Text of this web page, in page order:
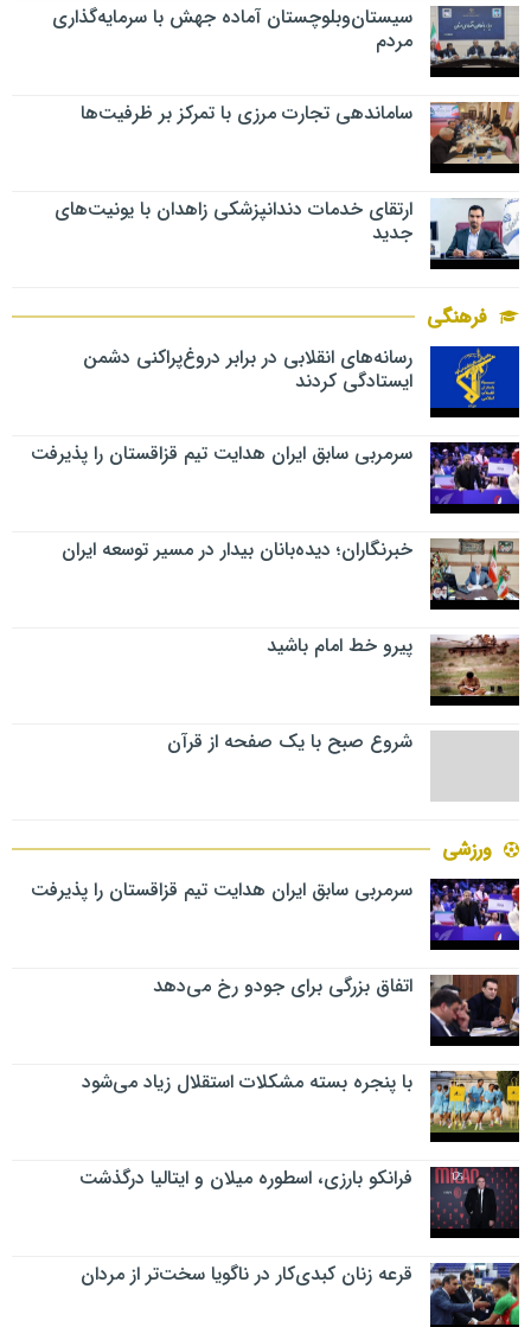
سیستان‌وبلوچستان آماده جهش با سرمایه‌گذاری
مردم
ساماندهی تجارت مرزی با تمرکز بر ظرفیت‌ها
ارتقای خدمات دندانپزشکی زاهدان با یونیت‌های
جدید
فرهنگی
رسانه‌های انقلابی در برابر دروغ‌پراکنی دشمن
ایستادگی کردند
سرمربی سابق ایران هدایت تیم قزاقستان را پذیرفت
خبرنگاران؛ دیده‌بانان بیدار در مسیر توسعه ایران
پیرو خط امام باشید
شروع صبح با یک صفحه از قرآن
ورزشی
سرمربی سابق ایران هدایت تیم قزاقستان را پذیرفت
اتفاق بزرگی برای جودو رخ می‌دهد
با پنجره بسته مشکلات استقلال زیاد می‌شود
فرانکو بارزی، اسطوره میلان و ایتالیا درگذشت
قرعه زنان کبدی‌کار در ناگویا سخت‌تر از مردان